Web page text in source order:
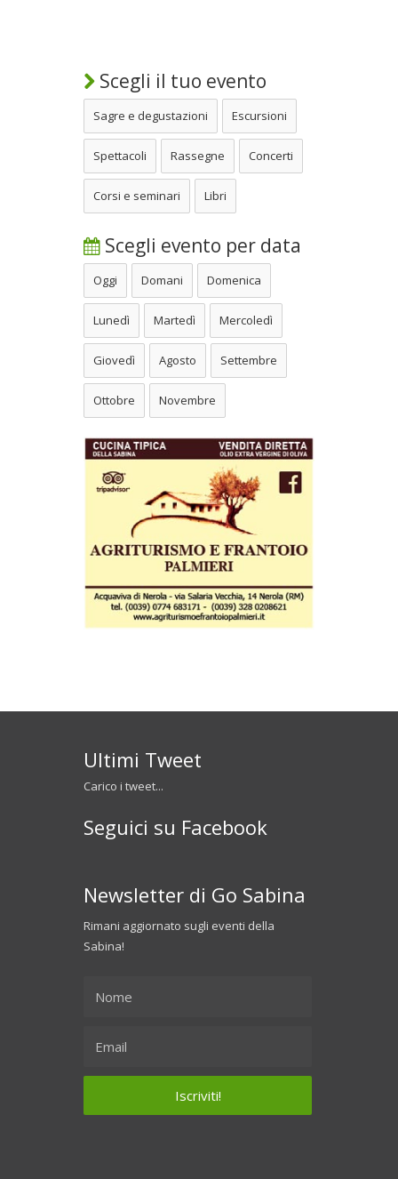
Scegli il tuo evento
Sagre e degustazioni Escursioni
Spettacoli Rassegne Concerti
Corsi e seminari Libri
Scegli evento per data
Oggi Domani Domenica
Lunedì Martedì Mercoledì
Giovedì Agosto Settembre
Ottobre Novembre
Ultimi Tweet
Carico i tweet...
Seguici su Facebook
Newsletter di Go Sabina
Rimani aggiornato sugli eventi della
Sabina!